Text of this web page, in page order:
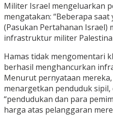
Militer Israel mengeluarkan
mengatakan: “Beberapa
(Pasukan Pertahanan Israel)
infrastruktur militer Palestina
Hamas tidak mengomentari
berhasil menghancurkan
Menurut pernyataan
menargetkan penduduk
“pendudukan dan para
harga atas pelanggaran